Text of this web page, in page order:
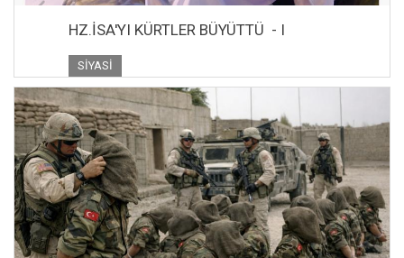
HZ.İSA'YI KÜRTLER BÜYÜTTÜ - I
SIYASI